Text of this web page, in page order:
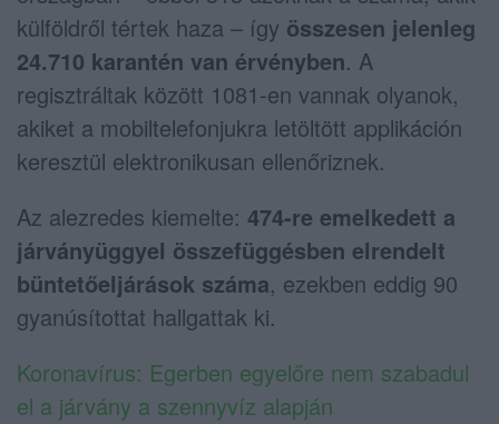
külföldről tértek haza – így összesen jelenleg
24.710 karantén van érvényben. A
regisztráltak között 1081-en vannak olyanok,
akiket a mobiltelefonjukra letöltött applikáción
keresztül elektronikusan ellenőriznek.
Az alezredes kiemelte: 474-re emelkedett a
járványüggyel összefüggésben elrendelt
büntetőeljárások száma, ezekben eddig 90
gyanúsítottat hallgattak ki.
Koronavírus: Egerben egyelőre nem szabadul
el a járvány a szennyvíz alapján